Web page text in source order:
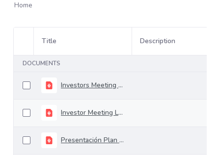
Home
Item Selection
Title Description
DOCUMENTS
Investors Meeting February 2024
Investor Meeting Londong April 2024
Presentación Plan Financiero 2019